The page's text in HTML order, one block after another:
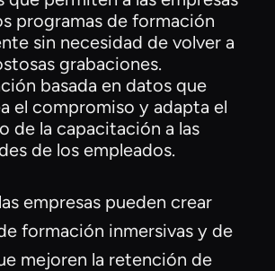
programas de formación
sin necesidad de volver a
grabaciones.
basada en datos que
el compromiso y adapta el
de la capacitación a las
de los empleados.
empresas pueden crear
formación inmersivas y de
mejoren la retención de